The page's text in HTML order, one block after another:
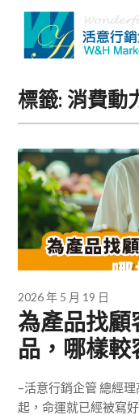
content
標籤: 消費動
2026 年 5 月 19 日
為產品找顧
品，哪樣較
–活意行銷企管 總經
起，命運就已經被寫